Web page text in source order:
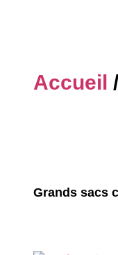
Accueil
Grands sacs